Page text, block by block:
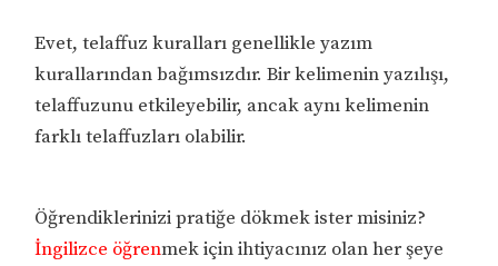
Evet, telaffuz kuralları genellikle yazım
kurallarından bağımsızdır. Bir kelimenin yazılışı,
telaffuzunu etkileyebilir, ancak aynı kelimenin
farklı telaffuzları olabilir.
Öğrendiklerinizi pratiğe dökmek ister misiniz?
İngilizce öğrenmek için ihtiyacınız olan her şeye